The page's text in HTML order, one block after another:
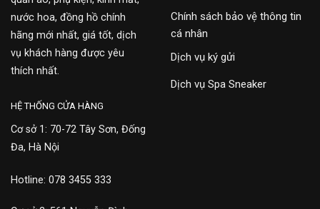
nước hoa, đồng hồ chính
hãng mới nhất, giá tốt, dịch
vụ khách hàng được yêu
thích nhất.
Chính sách bảo vệ thông tin
cá nhân
Dịch vụ ký gửi
Dịch vụ Spa Sneaker
HỆ THỐNG CỬA HÀNG
Cơ sở 1: 70-72 Tây Sơn, Đống
Đa, Hà Nội
Hotline: 078 3455 333